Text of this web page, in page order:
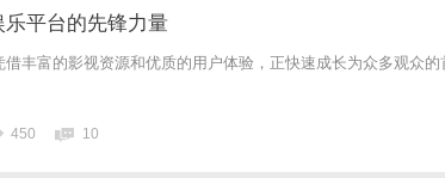
平台的先锋力量
丰富的影视资源和优质的用户体验，正快速成长为众多观众的
450 10